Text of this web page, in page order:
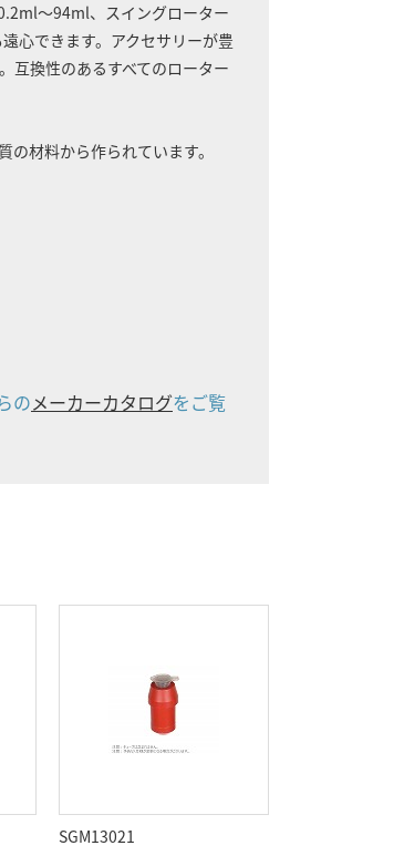
～94ml、スイングローター
心できます。アクセサリーが豊
互換性のあるすべてのローター
材料から作られています。
のメーカーカタログをご覧
SGM13021